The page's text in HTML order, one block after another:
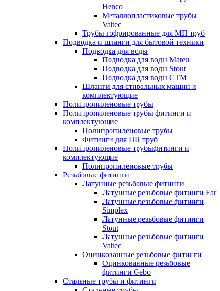
Henco
Металлопластиковые трубы
Valtec
Трубы гофрированные для МП труб
Подводка и шланги для бытовой техники
Подводка для воды
Подводка для воды Mateu
Подводка для воды Stout
Подводка для воды СТМ
Шланги для стиральных машин и
комплектующие
Полипропиленовые трубы
Полипропиленовые трубы фитинги и
комплектующие
Полипропиленовые трубы
Фитинги для ПП труб
Полипропиленовые трубыфитинги и
комплектующие
Полипропиленовые трубы
Резьбовые фитинги
Латунные резьбовые фитинги
Латунные резьбовые фитинги Far
Латунные резьбовые фитинги
Simplex
Латунные резьбовые фитинги
Stout
Латунные резьбовые фитинги
Valtec
Оцинкованные резьбовые фитинги
Оцинкованные резьбовые
фитинги Gebo
Стальные трубы и фитинги